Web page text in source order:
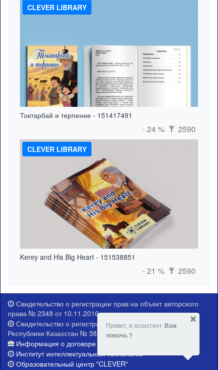
CLEVER LIBRARY
Токтарбай и терпение - 151417491
- 24 % ₸ 2590
CLEVER LIBRARY
Kerey and His Big Heart - 151538851
- 21 % ₸ 2590
Свидетельство о регистрации прав на объект авторского
права № 2348 от 10.11.2016 г.
Свидетельство о регистрации Министерства юстиции
Республики Казахстан № 381-Е от 21.02.2015 г.
Информация о договоре публичной оферты
Институт интеллектуальных технологий
Образовательный центр "CLEVER"
Привет, я ассистент. Вам
помочь ?